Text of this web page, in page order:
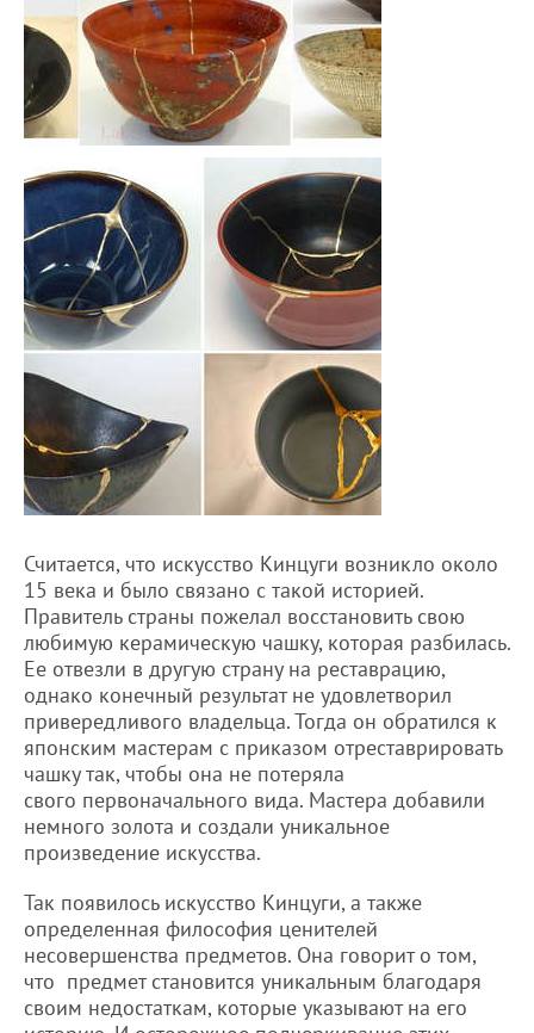
Считается, что искусство Кинцуги возникло около
15 века и было связано с такой историей.
Правитель страны пожелал восстановить свою
любимую керамическую чашку, которая разбилась.
Ее отвезли в другую страну на реставрацию,
однако конечный результат не удовлетворил
привередливого владельца. Тогда он обратился к
японским мастерам с приказом отреставрировать
чашку так, чтобы она не потеряла
свого первоначального вида. Мастера добавили
немного золота и создали уникальное
произведение искусства.
Так появилось искусство Кинцуги, а также
определенная философия ценителей
несовершенства предметов. Она говорит о том,
что предмет становится уникальным благодаря
своим недостаткам, которые указывают на его